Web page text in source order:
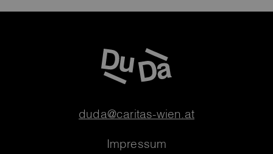
Footernavigation
duda@caritas-wien.at
Impressum